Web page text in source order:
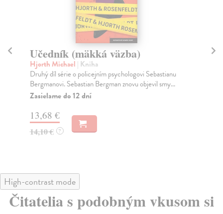
Vyšší spravedlnost (mäkká
väzba)
Hjorth Michael| Kniha
Šestý díl série o policejním psychologovi Sebastianu
Bergmanovi. Policejní psycholog Sebastian Bergm...
13,68 €
High-contrast mode
Čitatelia s podobným vkusom si